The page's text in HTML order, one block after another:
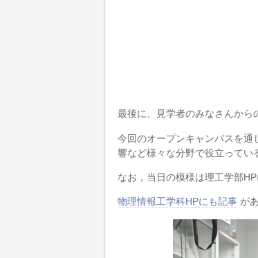
最後に、見学者のみなさんから
今回のオープンキャンパスを
響など様々な分野で役立ってい
なお，当日の模様は理工学部
物理情報工学科HPにも記事 が